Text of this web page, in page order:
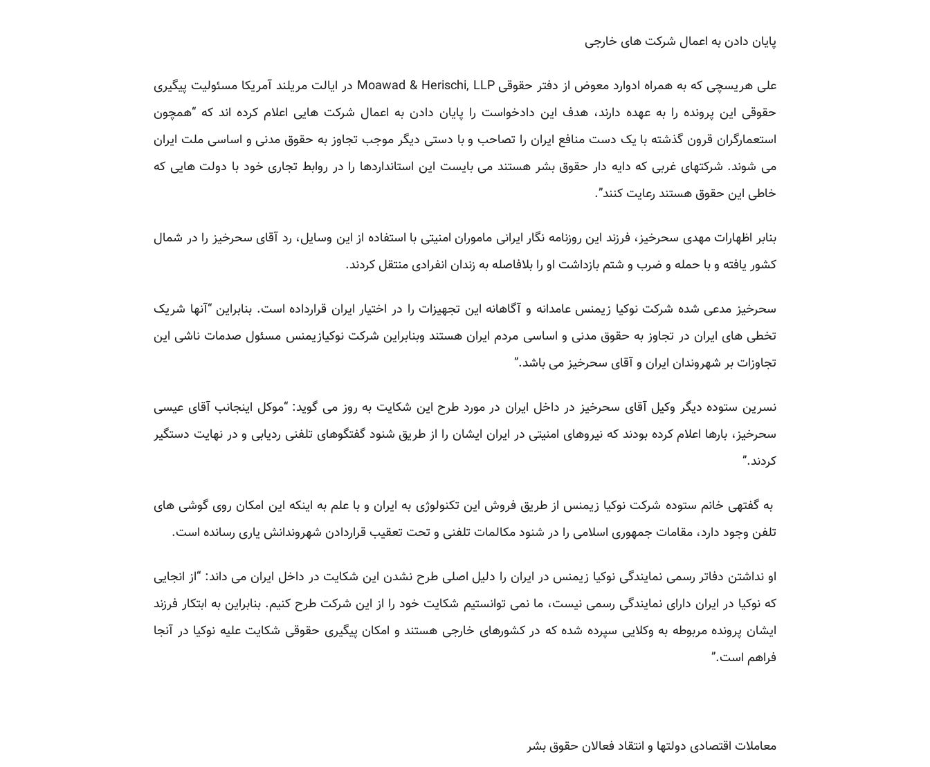
پایان دادن به اعمال شرکت های خارجی
علی هریسچی که به همراه ادوارد معوض از دفتر حقوقی Moawad & Herischi, LLP در ایالت مریلند آمریکا مسئولیت پیگیری
حقوقی این پرونده را به عهده دارند، هدف این دادخواست را پایان دادن به اعمال شرکت هایی اعلام کرده اند که “همچون
استعمارگران قرون گذشته با یک دست منافع ایران را تصاحب و با دستی دیگر موجب تجاوز به حقوق مدنی و اساسی ملت ایران
می شوند. شرکتهای غربی که دایه دار حقوق بشر هستند می بایست این استانداردها را در روابط تجاری خود با دولت هایی که
خاطی این حقوق هستند رعایت کنند”.
بنابر اظهارات مهدی سحرخیز، فرزند این روزنامه نگار ایرانی ماموران امنیتی با استفاده از این وسایل، رد آقای سحرخیز را در شمال
کشور یافته و با حمله و ضرب و شتم بازداشت او را بلافاصله به زندان انفرادی منتقل کردند.
سحرخیز مدعی شده شرکت نوکیا زیمنس عامدانه و آگاهانه این تجهیزات را در اختیار ایران قرارداده است. بنابراین “آنها شریک
تخطی های ایران در تجاوز به حقوق مدنی و اساسی مردم ایران هستند وبنابراین شرکت نوکیازیمنس مسئول صدمات ناشی این
تجاوزات بر شهروندان ایران و آقای سحرخیز می باشد.”
نسرین ستوده دیگر وکیل آقای سحرخیز در داخل ایران در مورد طرح این شکایت به روز می گوید: “موکل اینجانب آقای عیسی
سحرخیز، بارها اعلام کرده بودند که نیروهای امنیتی در ایران ایشان را از طریق شنود گفتگوهای تلفنی ردیابی و در نهایت دستگیر
کردند.”
به گفته­ی خانم ستوده شرکت نوکیا زیمنس از طریق فروش این تکنولوژی به ایران و با علم به اینکه این امکان روی گوشی های
تلفن وجود دارد، مقامات جمهوری اسلامی را در شنود مکالمات تلفنی و تحت تعقیب قراردادن شهروندانش یاری رسانده است.
او نداشتن دفاتر رسمی نمایندگی نوکیا زیمنس در ایران را دلیل اصلی طرح نشدن این شکایت در داخل ایران می داند: “از انجایی
که نوکیا در ایران دارای نمایندگی رسمی نیست، ما نمی توانستیم شکایت خود را از این شرکت طرح کنیم. بنابراین به ابتکار فرزند
ایشان پرونده مربوطه به وکلایی سپرده شده که در کشورهای خارجی هستند و امکان پیگیری حقوقی شکایت علیه نوکیا در آنجا
فراهم است.”
معاملات اقتصادی دولتها و انتقاد فعالان حقوق بشر